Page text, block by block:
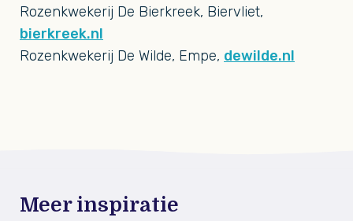
Rozenkwekerij De Bierkreek, Biervliet,
bierkreek.nl
Rozenkwekerij De Wilde, Empe, dewilde.nl
Meer inspiratie